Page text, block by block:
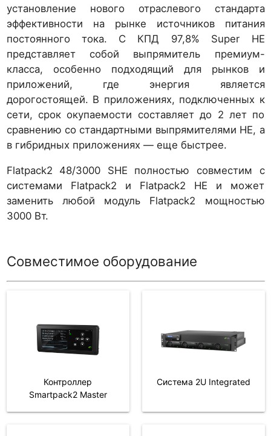
установление нового отраслевого стандарта
эффективности на рынке источников питания
постоянного тока. С КПД 97,8% Super HE
представляет собой выпрямитель премиум-
класса, особенно подходящий для рынков и
приложений, где энергия является
дорогостоящей. В приложениях, подключенных к
сети, срок окупаемости составляет до 2 лет по
сравнению со стандартными выпрямителями HE, а
в гибридных приложениях — еще быстрее.
Flatpack2 48/3000 SHE полностью совместим с
системами Flatpack2 и Flatpack2 HE и может
заменить любой модуль Flatpack2 мощностью
3000 Вт.
Совместимое оборудование
Контроллер
Smartpack2 Master
Система 2U Integrated